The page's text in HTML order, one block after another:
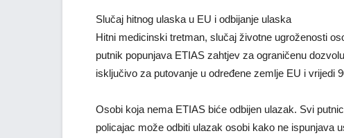
Slučaj hitnog ulaska u EU i odbijanje ulaska
Hitni medicinski tretman, slučaj životne ugroženosti
putnik popunjava ETIAS zahtjev za ograničenu
isključivo za putovanje u određene zemlje EU i vrijedi
Osobi koja nema ETIAS biće odbijen ulazak. Svi
policajac može odbiti ulazak osobi kako ne ispunjava